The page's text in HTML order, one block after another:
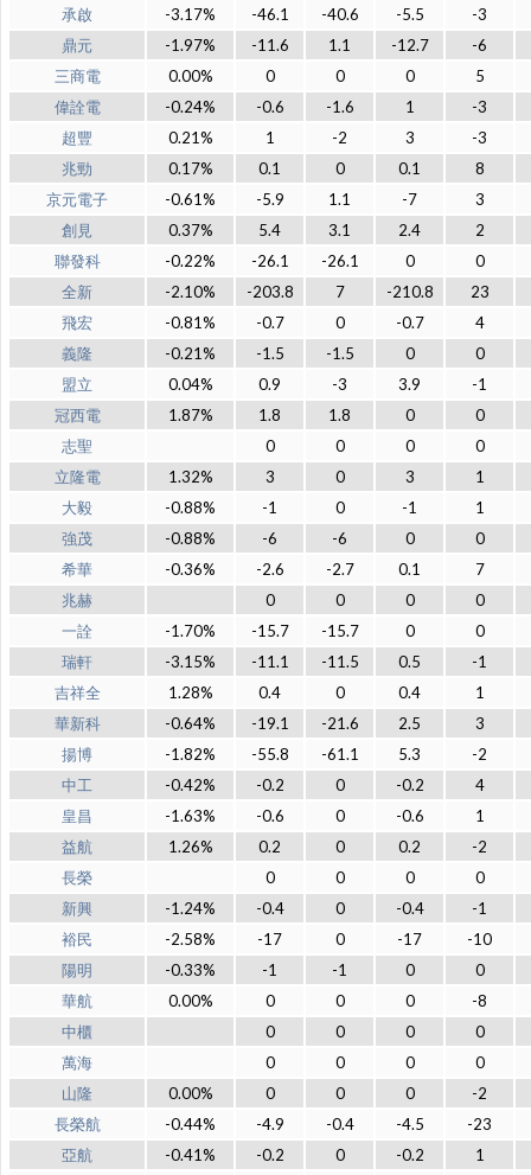
承啟 -3.17% -46.1 -40.6 -5.5
-3
鼎元
-1.97% -11.6 1.1 -12.7
-6
三商電
0.00% 0 0 0
5
偉詮電
-0.24% -0.6 -1.6 1
-3
超豐
0.21% 1 -2 3
-3
兆勁
0.17% 0.1 0 0.1
8
京元電子
-0.61% -5.9 1.1 -7
3
創見
0.37% 5.4 3.1 2.4
2
聯發科
-0.22% -26.1 -26.1 0
0
全新
-2.10% -203.8 7 -210.8
23
飛宏
-0.81% -0.7 0 -0.7
4
義隆
-0.21% -1.5 -1.5 0
0
盟立
0.04% 0.9 -3 3.9
-1
冠西電
1.87% 1.8 1.8 0
0
志聖
0 0 0
0
立隆電
1.32% 3 0 3
1
大毅
-0.88% -1 0 -1
1
強茂
-0.88% -6 -6 0
0
希華
-0.36% -2.6 -2.7 0.1
7
兆赫
0 0 0
0
一詮
-1.70% -15.7 -15.7 0
0
瑞軒
-3.15% -11.1 -11.5 0.5
-1
吉祥全
1.28% 0.4 0 0.4
1
華新科
-0.64% -19.1 -21.6 2.5
3
揚博
-1.82% -55.8 -61.1 5.3
-2
中工
-0.42% -0.2 0 -0.2
4
皇昌
-1.63% -0.6 0 -0.6
1
益航
1.26% 0.2 0 0.2
-2
長榮
0 0 0
0
新興
-1.24% -0.4 0 -0.4
-1
裕民
-2.58% -17 0 -17
-10
陽明
-0.33% -1 -1 0
0
華航
0.00% 0 0 0
-8
中櫃
0 0 0
0
萬海
0 0 0
0
山隆
0.00% 0 0 0
-2
長榮航
-0.44% -4.9 -0.4 -4.5
-23
亞航
-0.41% -0.2 0 -0.2
1